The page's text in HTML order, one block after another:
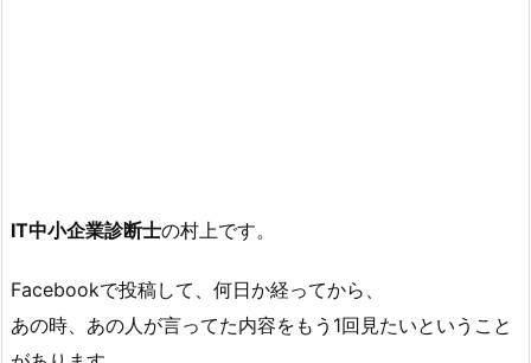
IT中小企業診断士の村上です。
Facebookで投稿して、何日か経ってから、
あの時、あの人が言ってた内容をもう1回見たいということ